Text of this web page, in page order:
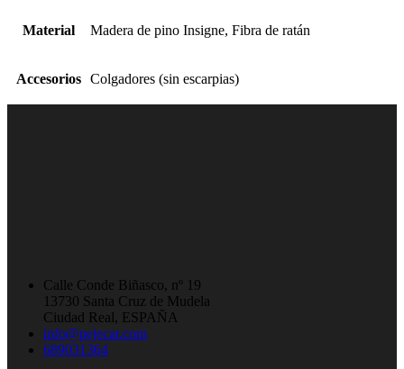
Material Madera de pino Insigne, Fibra de ratán
Accesorios Colgadores (sin escarpias)
Calle Conde Biñasco, nº 19
13730 Santa Cruz de Mudela
Ciudad Real, ESPAÑA
info@pejecar.com
689031364